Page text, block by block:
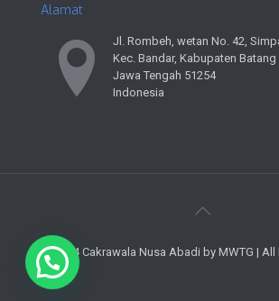
Alamat
Jl. Rombeh, wetan No. 42,
Kec. Bandar, Kabupaten Batang
Jawa Tengah 51254
Indonesia
© 2024 Cakrawala Nusa Abadi by MWTG | All